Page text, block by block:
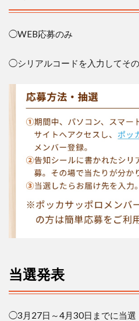
◯WEB応募のみ
◯シリアルコードを入力してそ
当選発表
◯3 月 27日～4月30日までに当選